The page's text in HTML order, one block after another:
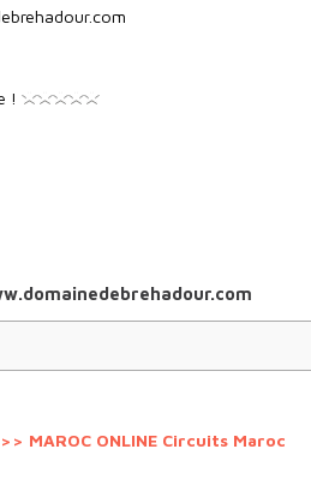
!
MAROC ONLINE Circuits Maroc